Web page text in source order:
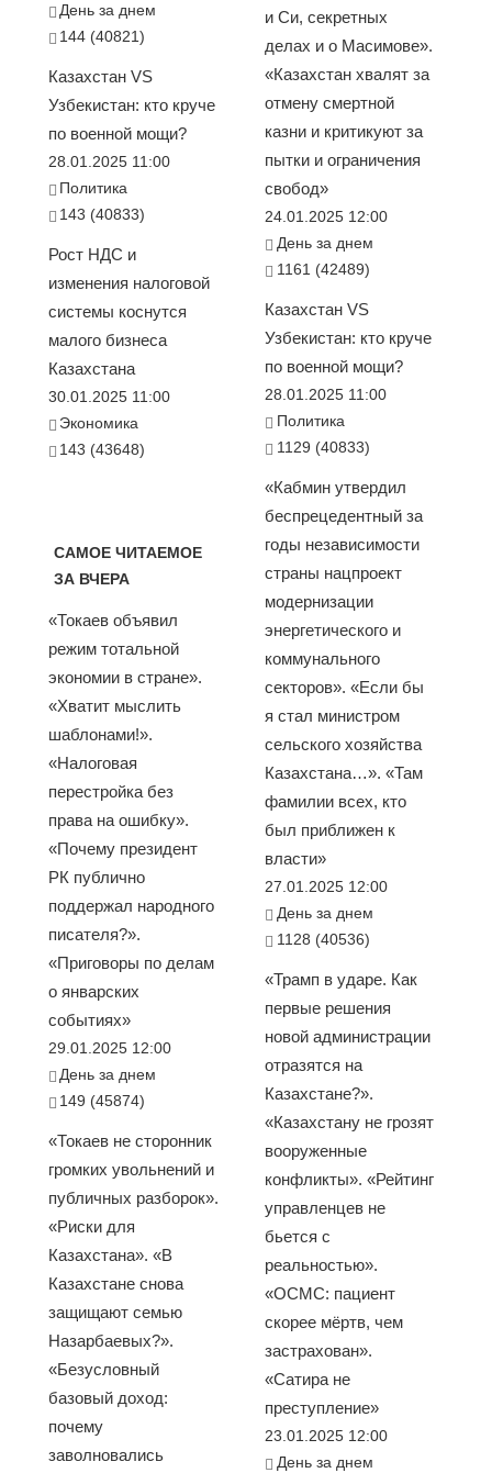
День за днем
144 (40821)
Казахстан VS
Узбекистан: кто круче
по военной мощи?
28.01.2025 11:00
Политика
143 (40833)
Рост НДС и
изменения налоговой
системы коснутся
малого бизнеса
Казахстана
30.01.2025 11:00
Экономика
143 (43648)
САМОЕ ЧИТАЕМОЕ
ЗА ВЧЕРА
«Токаев объявил
режим тотальной
экономии в стране».
«Хватит мыслить
шаблонами!».
«Налоговая
перестройка без
права на ошибку».
«Почему президент
РК публично
поддержал народного
писателя?».
«Приговоры по делам
о январских
событиях»
29.01.2025 12:00
День за днем
149 (45874)
«Токаев не сторонник
громких увольнений и
публичных разборок».
«Риски для
Казахстана». «В
Казахстане снова
защищают семью
Назарбаевых?».
«Безусловный
базовый доход:
почему
заволновались
и Си, секретных
делах и о Масимове».
«Казахстан хвалят за
отмену смертной
казни и критикуют за
пытки и ограничения
свобод»
24.01.2025 12:00
День за днем
1161 (42489)
Казахстан VS
Узбекистан: кто круче
по военной мощи?
28.01.2025 11:00
Политика
1129 (40833)
«Кабмин утвердил
беспрецедентный за
годы независимости
страны нацпроект
модернизации
энергетического и
коммунального
секторов». «Если бы
я стал министром
сельского хозяйства
Казахстана…». «Там
фамилии всех, кто
был приближен к
власти»
27.01.2025 12:00
День за днем
1128 (40536)
«Трамп в ударе. Как
первые решения
новой администрации
отразятся на
Казахстане?».
«Казахстану не грозят
вооруженные
конфликты». «Рейтинг
управленцев не
бьется с
реальностью».
«ОСМС: пациент
скорее мёртв, чем
застрахован».
«Сатира не
преступление»
23.01.2025 12:00
День за днем